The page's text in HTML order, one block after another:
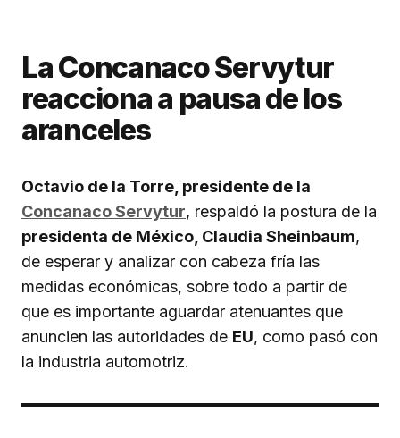
La Concanaco Servytur
reacciona a pausa de los
aranceles
Octavio de la Torre, presidente de la
Concanaco Servytur, respaldó la postura de la
presidenta de México, Claudia Sheinbaum,
de esperar y analizar con cabeza fría las
medidas económicas, sobre todo a partir de
que es importante aguardar atenuantes que
anuncien las autoridades de EU, como pasó con
la industria automotriz.